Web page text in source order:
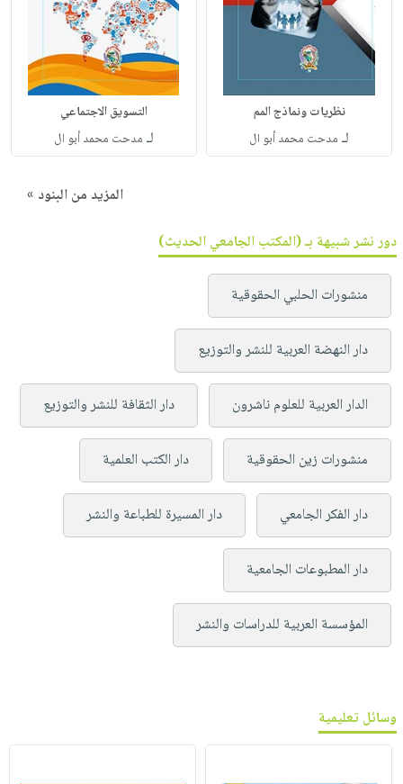
نظريات ونماذج المم
لـ مدحت محمد أبو ال
التسويق الاجتماعي
لـ مدحت محمد أبو ال
المزيد من البنود »
دور نشر شبيهة بـ (المكتب الجامعي الحديث)
منشورات الحلبي الحقوقية
دار النهضة العربية للنشر والتوزيع
الدار العربية للعلوم ناشرون دار الثقافة للنشر والتوزيع
منشورات زين الحقوقية دار الكتب العلمية
دار الفكر الجامعي دار المسيرة للطباعة والنشر
دار المطبوعات الجامعية
المؤسسة العربية للدراسات والنشر
وسائل تعليمية